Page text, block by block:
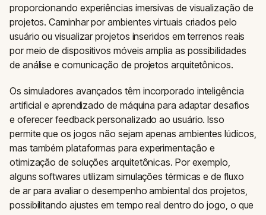
proporcionando experiências imersivas de visualização de
projetos. Caminhar por ambientes virtuais criados pelo
usuário ou visualizar projetos inseridos em terrenos reais
por meio de dispositivos móveis amplia as possibilidades
de análise e comunicação de projetos arquitetônicos.
Os simuladores avançados têm incorporado inteligência
artificial e aprendizado de máquina para adaptar desafios
e oferecer feedback personalizado ao usuário. Isso
permite que os jogos não sejam apenas ambientes lúdicos,
mas também plataformas para experimentação e
otimização de soluções arquitetônicas. Por exemplo,
alguns softwares utilizam simulações térmicas e de fluxo
de ar para avaliar o desempenho ambiental dos projetos,
possibilitando ajustes em tempo real dentro do jogo, o que